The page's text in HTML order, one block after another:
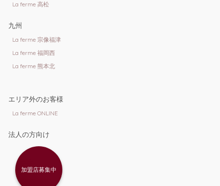
La ferme 高松
九州
La ferme 宗像福津
La ferme 福岡西
La ferme 熊本北
エリア外のお客様
La ferme ONLINE
法人の方向け
加盟店募集中